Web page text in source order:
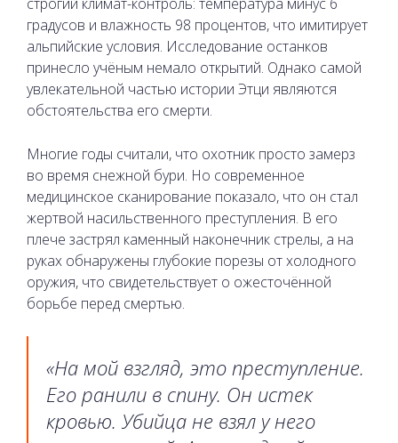
градусов и влажность 98 процентов, что имитирует
альпийские условия. Исследование останков
принесло учёным немало открытий. Однако самой
увлекательной частью истории Этци являются
обстоятельства его смерти.
Многие годы считали, что охотник просто замерз
во время снежной бури. Но современное
медицинское сканирование показало, что он стал
жертвой насильственного преступления. В его
плече застрял каменный наконечник стрелы, а на
руках обнаружены глубокие порезы от холодного
оружия, что свидетельствует о ожесточённой
борьбе перед смертью.
«На мой взгляд, это преступление.
Его ранили в спину. Он истек
кровью. Убийца не взял у него